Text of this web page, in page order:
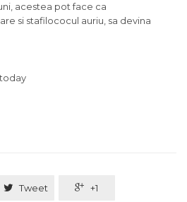
acestea pot face ca
si stafilococul auriu, sa devina
today
 Tweet  +1